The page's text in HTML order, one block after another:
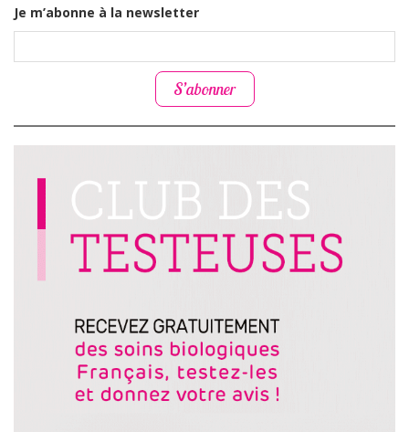
Je m’abonne à la newsletter
S’abonner